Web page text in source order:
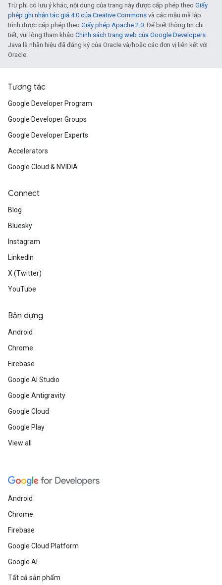
Trừ phi có lưu ý khác, nội dung của trang này được cấp phép theo Giấy
phép ghi nhận tác giả 4.0 của Creative Commons và các mẫu mã lập
trình được cấp phép theo Giấy phép Apache 2.0. Để biết thông tin chi
tiết, vui lòng tham khảo Chính sách trang web của Google Developers.
Java là nhãn hiệu đã đăng ký của Oracle và/hoặc các đơn vị liên kết với
Oracle.
Tương tác
Google Developer Program
Google Developer Groups
Google Developer Experts
Accelerators
Google Cloud & NVIDIA
Connect
Blog
Bluesky
Instagram
LinkedIn
X (Twitter)
YouTube
Bản dựng
Android
Chrome
Firebase
Google AI Studio
Google Antigravity
Google Cloud
Google Play
View all
Android
Chrome
Firebase
Google Cloud Platform
Google AI
Tất cả sản phẩm